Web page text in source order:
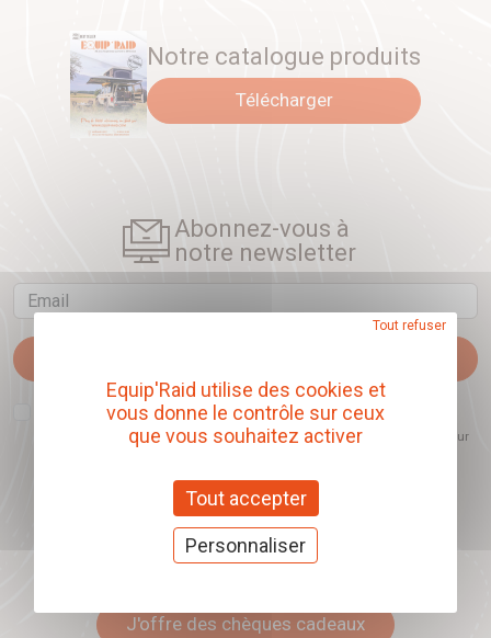
Notre catalogue produits
Télécharger
Abonnez-vous à
notre newsletter
Email
J'accepte que l'ouverture des newsletters soit mesurée, afin de mieux
comprendre les sujets qui m'intéressent et d'améliorer les contenus
proposés. Ce choix est modifiable à tout moment et reste sans incidence sur
Offrez nos chèques
J'offre des chèques cadeaux
Equip'Raid utilise des cookies et
vous donne le contrôle sur ceux
que vous souhaitez activer
Tout accepter
Tout refuser
Personnaliser